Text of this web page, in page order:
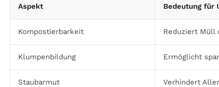
Aspekt Bedeutung für
Kompostierbarkeit Reduziert Müll
Klumpenbildung Ermöglicht
Staubarmut Verhindert